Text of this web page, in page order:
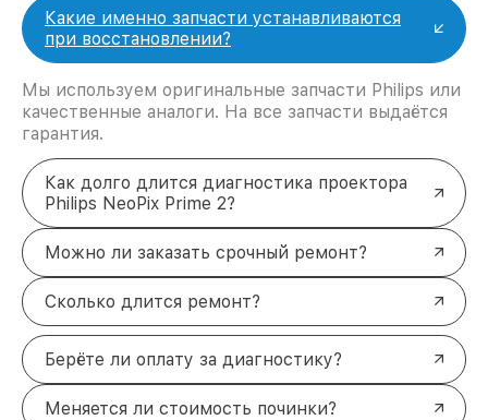
Какие именно запчасти устанавливаются
при восстановлении?
Мы используем оригинальные запчасти Philips или
качественные аналоги. На все запчасти выдаётся
гарантия.
Как долго длится диагностика проектора
Philips NeoPix Prime 2?
Можно ли заказать срочный ремонт?
Сколько длится ремонт?
Берёте ли оплату за диагностику?
Меняется ли стоимость починки?